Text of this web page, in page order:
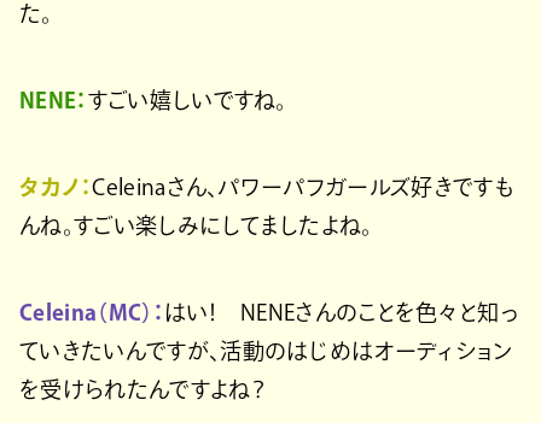
た。
NENE： すごい嬉しいですね。
タカノ：Celeinaさん、パワーパフガールズ好きですも
んね。すごい楽しみにしてましたよね。
Celeina（MC）： はい！ NENEさんのことを色々と知っ
ていきたいんですが、活動のはじめはオーディション
を受けられたんですよね？